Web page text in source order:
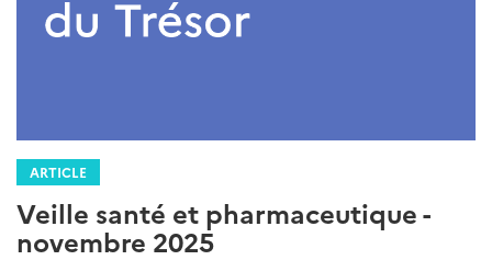
ARTICLE
Veille santé et pharmaceutique -
novembre 2025